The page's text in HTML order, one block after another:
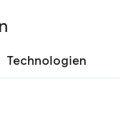
Technologien